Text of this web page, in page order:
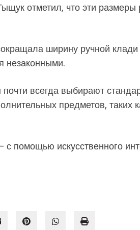
отметил, что эти
ширину ручной
незаконными.
всегда выбирают
предметов,
помощью искусственного